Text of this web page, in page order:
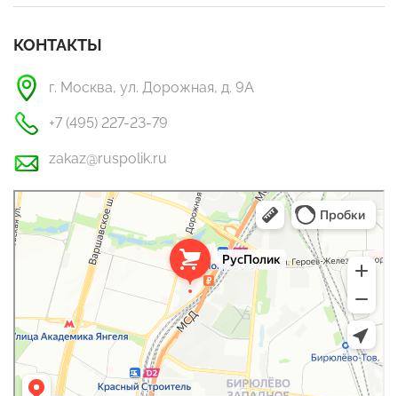
КОНТАКТЫ
г. Москва, ул. Дорожная, д. 9А
+7 (495) 227-23-79
zakaz@ruspolik.ru
РусПолик
Оргстекло, поликарбонат в Москве
Строительные и отделочные работы в Москве